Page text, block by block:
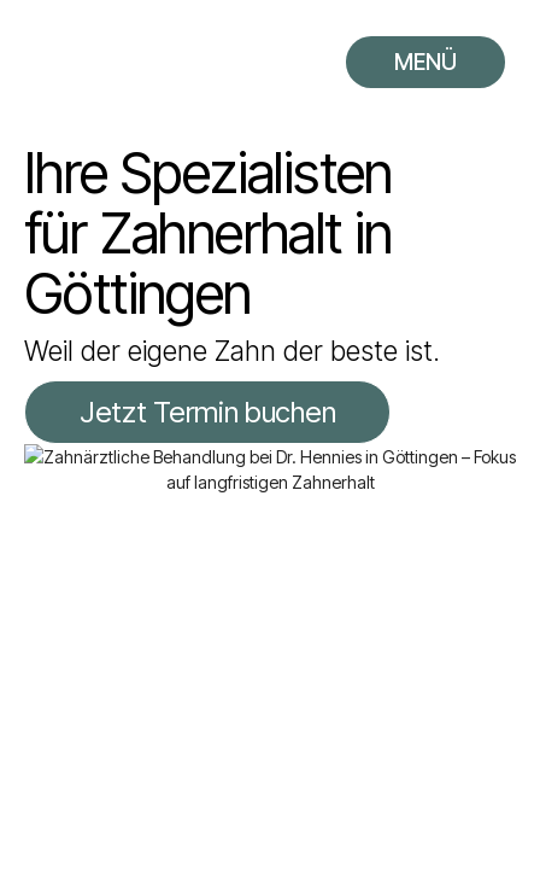
MENÜ
Ihre Spezialisten
für Zahnerhalt in
Göttingen
Weil der eigene Zahn der beste ist.
Jetzt Termin buchen